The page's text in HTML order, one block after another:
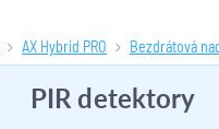
AX Hybrid PRO Bezdrátová
PIR detektory